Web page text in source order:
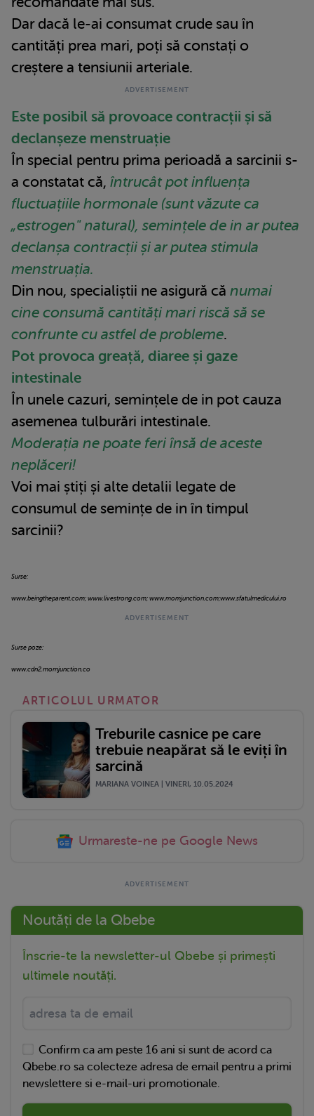
Dar dacă le-ai consumat crude sau în
cantități prea mari, poți să constați o
creștere a tensiunii arteriale.
Este posibil să provoace contracții și să
declanșeze menstruație
În special pentru prima perioadă a sarcinii s-
a constatat că, întrucât pot influența
fluctuațiile hormonale (sunt văzute ca
„estrogen" natural), semințele de in ar putea
declanșa contracții și ar putea stimula
menstruația.
Din nou, specialiștii ne asigură că numai
cine consumă cantități mari riscă să se
confrunte cu astfel de probleme.
Pot provoca greață, diaree și gaze
intestinale
În unele cazuri, semințele de in pot cauza
asemenea tulburări intestinale.
Moderația ne poate feri însă de aceste
neplăceri!
Voi mai știți și alte detalii legate de
consumul de semințe de in în timpul
sarcinii?
Surse:
www.beingtheparent.com; www.livestrong.com; www.momjunction.com;www.sfatulmedicului.ro
Surse poze:
www.cdn2.momjunction.co
ARTICOLUL URMATOR
Treburile casnice pe care
trebuie neapărat să le eviți în
sarcină
MARIANA VOINEA | VINERI, 10.05.2024
Urmareste-ne pe Google News
Noutăți de la Qbebe
Înscrie-te la newsletter-ul Qbebe și primești
ultimele noutăți.
Confirm ca am peste 16 ani si sunt de acord ca
Qbebe.ro sa colecteze adresa de email pentru a primi
newslettere si e-mail-uri promotionale.